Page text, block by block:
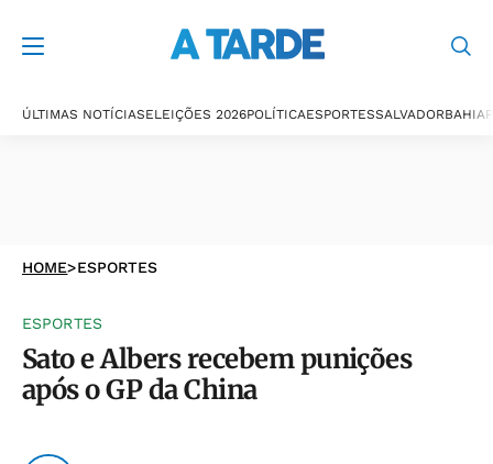
ÚLTIMAS NOTÍCIASELEIÇÕES 2026POLÍTICAESPORTESSALVADORBAHIA
HOME>ESPORTES
ESPORTES
Sato e Albers recebem punições
após o GP da China